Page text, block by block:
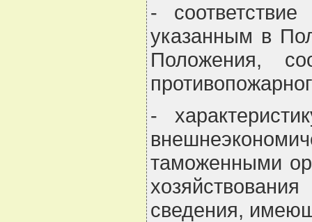
-
указанным в
Положения,
-
таможенными
сведения,